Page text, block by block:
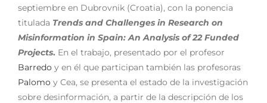
septiembre en Dubrovnik (Croatia), con la ponencia
titulada Trends and Challenges in Research on
Misinformation in Spain: An Analysis of 22 Funded
Projects. En el trabajo, presentado por el profesor
Barredo y en él que participan también las profesoras
Palomo y Cea, se presenta el estado de la investigación
sobre desinformación, a partir de la descripción de los